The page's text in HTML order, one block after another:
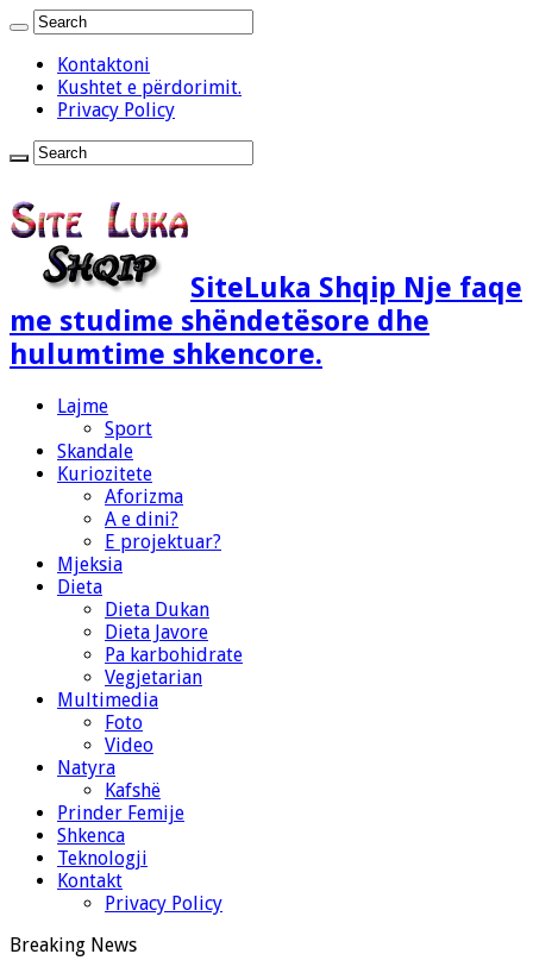
Kontaktoni
Kushtet e përdorimit.
Privacy Policy
SiteLuka Shqip Nje faqe
me studime shëndetësore dhe
hulumtime shkencore.
Lajme
Sport
Skandale
Kuriozitete
Aforizma
A e dini?
E projektuar?
Mjeksia
Dieta
Dieta Dukan
Dieta Javore
Pa karbohidrate
Vegjetarian
Multimedia
Foto
Video
Natyra
Kafshë
Prinder Femije
Shkenca
Teknologji
Kontakt
Privacy Policy
Breaking News